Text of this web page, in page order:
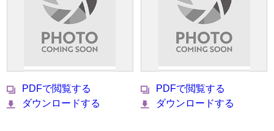
PDFで閲覧する
ダウンロードする
PDFで閲覧する
ダウンロードする